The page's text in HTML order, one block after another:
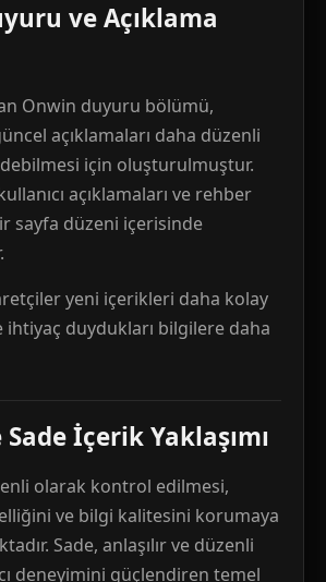
ve Açıklama
Onwin duyuru bölümü,
açıklamaları daha düzenli
için oluşturulmuştur.
açıklamaları ve rehber
sayfa düzeni içerisinde
yeni içerikleri daha kolay
ihtiyaç duydukları bilgilere daha
İçerik Yaklaşımı
olarak kontrol edilmesi,
ve bilgi kalitesini korumaya
Sade, anlaşılır ve düzenli
deneyimini güçlendiren temel